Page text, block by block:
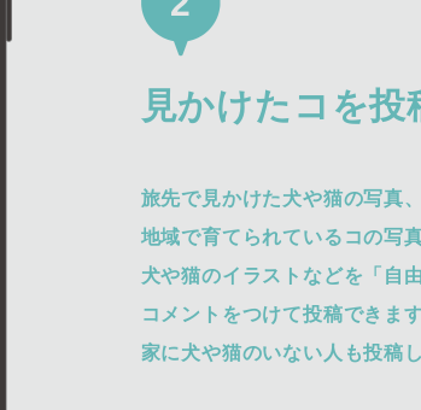
見かけたコを投
旅先で見かけた犬や猫の写真、
地域で育てられているコの写真
犬や猫のイラストなどを「自
コメントをつけて投稿できます
家に犬や猫のいない人も投稿